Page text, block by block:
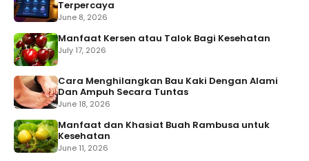
Terpercaya
June 8, 2026
Manfaat Kersen atau Talok Bagi Kesehatan
July 17, 2026
Cara Menghilangkan Bau Kaki Dengan Alami
Dan Ampuh Secara Tuntas
June 18, 2026
Manfaat dan Khasiat Buah Rambusa untuk
Kesehatan
June 11, 2026